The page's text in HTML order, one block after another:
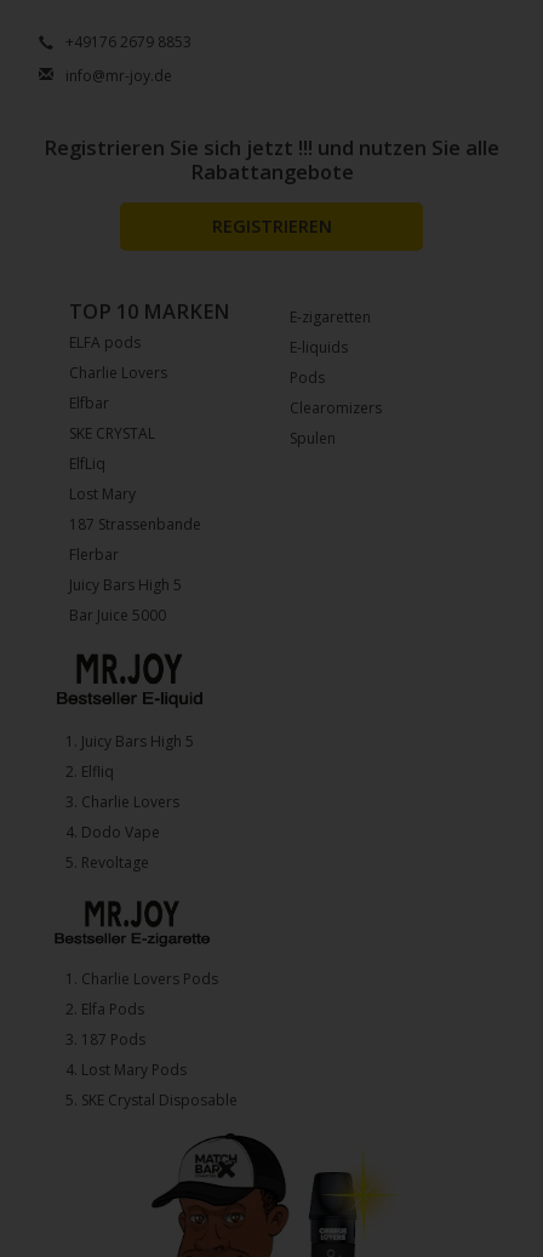
+49176 2679 8853
info@mr-joy.de
E-zigaretten
E-liquids
Pods
Clearomizers
Spulen
TOP 10 MARKEN
ELFA pods
Charlie Lovers
Elfbar
SKE CRYSTAL
ElfLiq
Lost Mary
187 Strassenbande
Flerbar
Juicy Bars High 5
Bar Juice 5000
1.⁠ ⁠Juicy Bars High 5
2.⁠ ⁠⁠Elfliq
3.⁠ ⁠⁠Charlie Lovers
4.⁠ ⁠⁠Dodo Vape
5. ⁠Revoltage
1.⁠ ⁠Charlie Lovers Pods
2.⁠ ⁠⁠Elfa Pods
3.⁠ ⁠⁠187 Pods
4.⁠ ⁠⁠Lost Mary Pods
5.⁠ ⁠⁠SKE Crystal Disposable
Registrieren Sie sich jetzt !!! und nutzen Sie alle
Rabattangebote
REGISTRIEREN